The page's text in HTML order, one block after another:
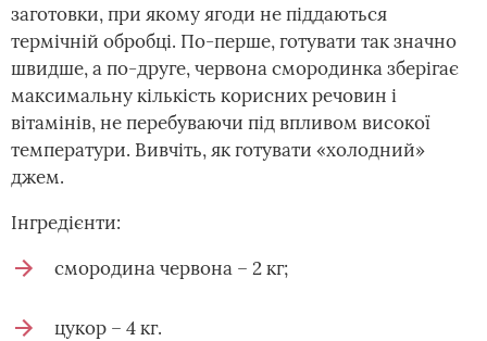
заготовки, при якому ягоди не піддаються
термічній обробці. По-перше, готувати так значно
швидше, а по-друге, червона смородинка зберігає
максимальну кількість корисних речовин і
вітамінів, не перебуваючи під впливом високої
температури. Вивчіть, як готувати «холодний»
джем.
Інгредієнти:
смородина червона – 2 кг;
цукор – 4 кг.